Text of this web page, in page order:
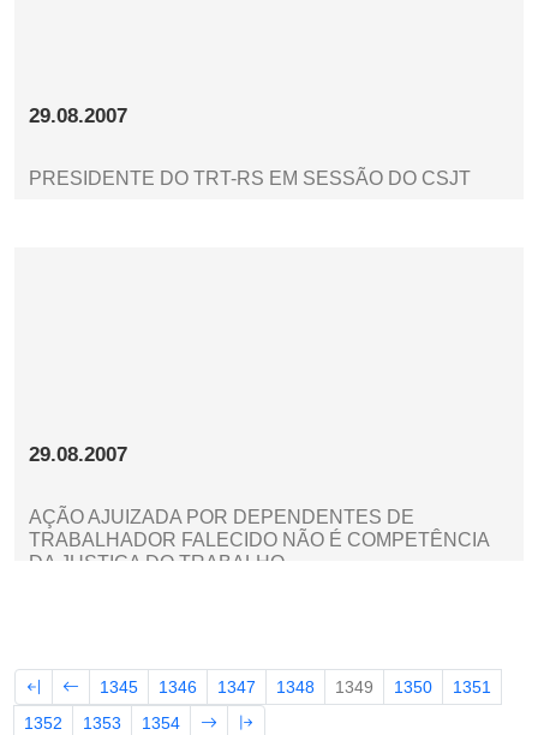
29.08.2007
PRESIDENTE DO TRT-RS EM SESSÃO DO CSJT
29.08.2007
AÇÃO AJUIZADA POR DEPENDENTES DE
TRABALHADOR FALECIDO NÃO É COMPETÊNCIA
DA JUSTIÇA DO TRABALHO
1345 1346 1347 1348 1349 1350
1351
1352
1353 1354